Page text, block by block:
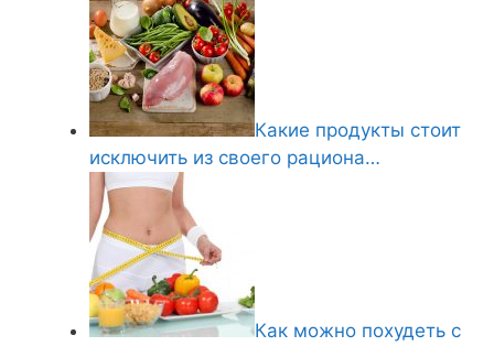
Какие продукты стоит
исключить из своего рациона…
Как можно похудеть с